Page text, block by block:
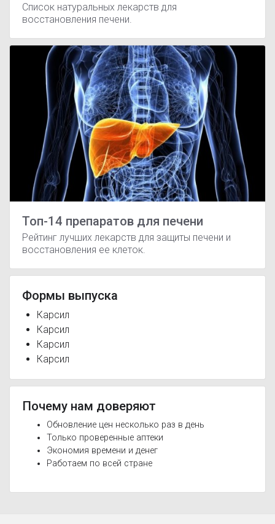
Список натуральных лекарств для
восстановления печени.
Топ-14 препаратов для печени
Рейтинг лучших лекарств для защиты печени и
восстановления ее клеток.
Формы выпуска
Карсил
Карсил
Карсил
Карсил
Почему нам доверяют
Обновление цен несколько раз в день
Только проверенные аптеки
Экономия времени и денег
Работаем по всей стране